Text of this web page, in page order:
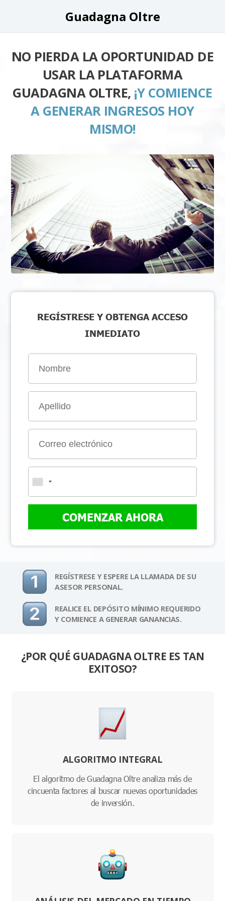
Guadagna Oltre
NO PIERDA LA OPORTUNIDAD DE
USAR LA PLATAFORMA
GUADAGNA OLTRE, ¡Y COMIENCE
A GENERAR INGRESOS HOY
MISMO!
REGÍSTRESE Y OBTENGA ACCESO
INMEDIATO
COMENZAR AHORA
REGÍSTRESE Y ESPERE LA LLAMADA DE SU
ASESOR PERSONAL.
REALICE EL DEPÓSITO MÍNIMO REQUERIDO
Y COMIENCE A GENERAR GANANCIAS.
¿POR QUÉ GUADAGNA OLTRE ES TAN
EXITOSO?
ALGORITMO INTEGRAL
El algoritmo de Guadagna Oltre analiza más de
cincuenta factores al buscar nuevas oportunidades
de inversión.